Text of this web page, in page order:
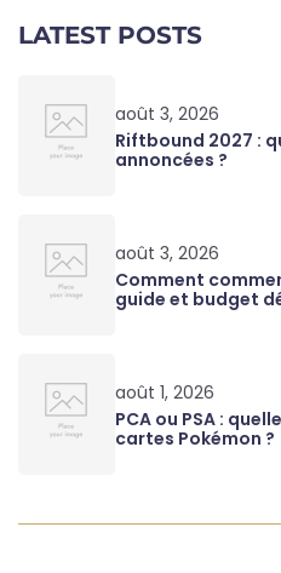
LATEST POSTS
août 3, 2026
Riftbound 2027 :
annoncées ?
août 3, 2026
Comment
guide et budget
août 1, 2026
PCA ou PSA :
cartes Pokémon ?